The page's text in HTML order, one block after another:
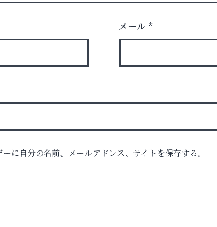
メール *
に自分の名前、メールアドレス、サイトを保存する。